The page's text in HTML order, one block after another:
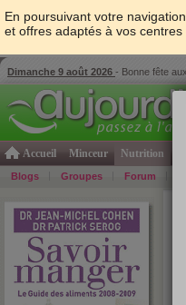
En poursuivant votre
et offres adaptés à vos centres
Dimanche 9 août 2026 - Bonne fête aux
Accueil Minceur Nutrition
Blogs Groupes Forum